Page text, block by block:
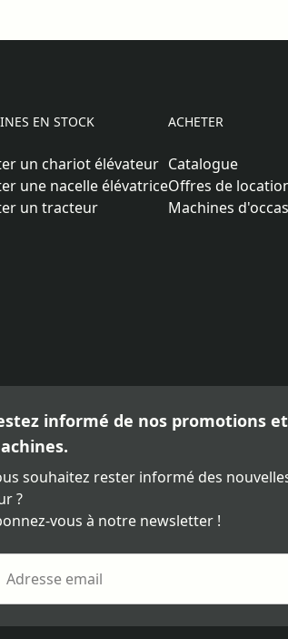
EN STOCK
un chariot élévateur
une nacelle élévatrice
un tracteur
ACHETER
Catalogue
Offres de
Machines
informé de nos promotions
souhaitez rester informé des
?
vous à notre newsletter !